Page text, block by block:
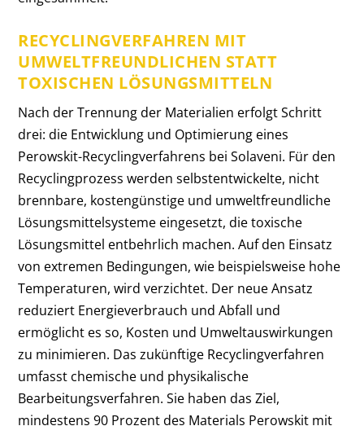
RECYCLINGVERFAHREN MIT
UMWELTFREUNDLICHEN STATT
TOXISCHEN LÖSUNGSMITTELN
Nach der Trennung der Materialien erfolgt Schritt
drei: die Entwicklung und Optimierung eines
Perowskit-Recyclingverfahrens bei Solaveni. Für den
Recyclingprozess werden selbstentwickelte, nicht
brennbare, kostengünstige und umweltfreundliche
Lösungsmittelsysteme eingesetzt, die toxische
Lösungsmittel entbehrlich machen. Auf den Einsatz
von extremen Bedingungen, wie beispielsweise hohe
Temperaturen, wird verzichtet. Der neue Ansatz
reduziert Energieverbrauch und Abfall und
ermöglicht es so, Kosten und Umweltauswirkungen
zu minimieren. Das zukünftige Recyclingverfahren
umfasst chemische und physikalische
Bearbeitungsverfahren. Sie haben das Ziel,
mindestens 90 Prozent des Materials Perowskit mit